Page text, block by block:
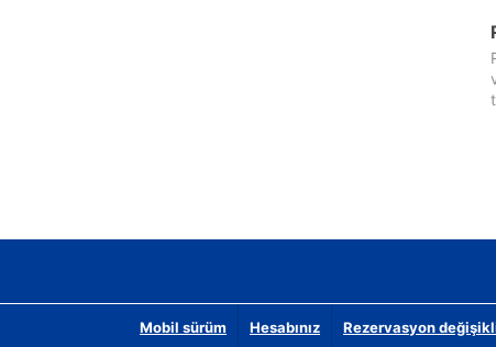
Mobil sürüm Hesabınız Rezervasyon